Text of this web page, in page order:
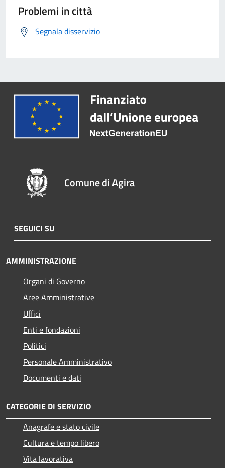
Problemi in città
Segnala disservizio
Comune di Agira
SEGUICI SU
AMMINISTRAZIONE
Organi di Governo
Aree Amministrative
Uffici
Enti e fondazioni
Politici
Personale Amministrativo
Documenti e dati
CATEGORIE DI SERVIZIO
Anagrafe e stato civile
Cultura e tempo libero
Vita lavorativa